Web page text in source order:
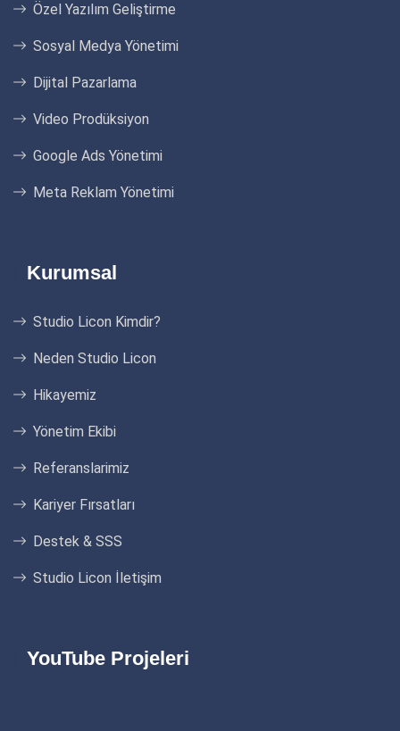
Özel Yazılım Geliştirme
Sosyal Medya Yönetimi
Dijital Pazarlama
Video Prodüksiyon
Google Ads Yönetimi
Meta Reklam Yönetimi
Kurumsal
Studio Licon Kimdir?
Neden Studio Licon
Hikayemiz
Yönetim Ekibi
Referanslarimiz
Kariyer Fırsatları
Destek & SSS
Studio Licon İletişim
YouTube Projeleri